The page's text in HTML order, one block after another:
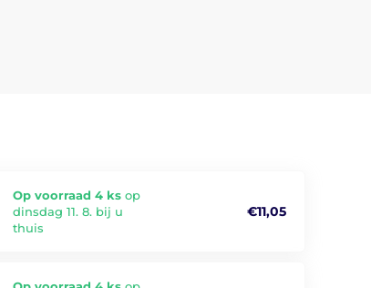
Op voorraad 4 ks op
dinsdag 11. 8. bij u
thuis
€11,05